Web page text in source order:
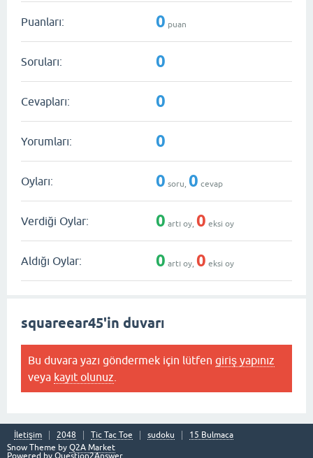
Puanları: 0 puan
Soruları: 0
Cevapları: 0
Yorumları: 0
Oyları: 0 soru, 0 cevap
Verdiği Oylar: 0 artı oy, 0 eksi oy
Aldığı Oylar: 0 artı oy, 0 eksi oy
squareear45'in duvarı
Bu duvara yazı göndermek için lütfen giriş yapınız
veya kayıt olunuz
İletişim 2048 Tic Tac Toe sudoku
15 Bulmaca
Snow Theme by Q2A Market
Powered by Question2Answer